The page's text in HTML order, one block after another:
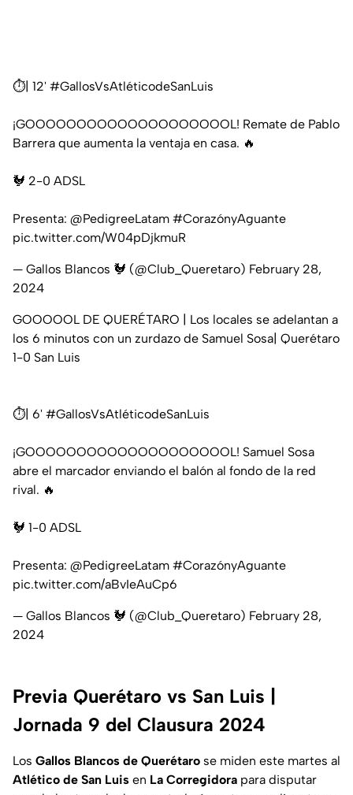
⏱️| 12' #GallosVsAtléticodeSanLuis
¡GOOOOOOOOOOOOOOOOOOOOL! Remate de Pablo
Barrera que aumenta la ventaja en casa. 🔥
🐓 2-0 ADSL
Presenta: @PedigreeLatam #CorazónyAguante
pic.twitter.com/W04pDjkmuR
— Gallos Blancos 🐓 (@Club_Queretaro) February 28,
2024
GOOOOOL DE QUERÉTARO | Los locales se adelantan a
los 6 minutos con un zurdazo de Samuel Sosa| Querétaro
1-0 San Luis
⏱️| 6' #GallosVsAtléticodeSanLuis
¡GOOOOOOOOOOOOOOOOOOOOL! Samuel Sosa
abre el marcador enviando el balón al fondo de la red
rival. 🔥
🐓 1-0 ADSL
Presenta: @PedigreeLatam #CorazónyAguante
pic.twitter.com/aBvIeAuCp6
— Gallos Blancos 🐓 (@Club_Queretaro) February 28,
2024
Previa Querétaro vs San Luis |
Jornada 9 del Clausura 2024
Los Gallos Blancos de Querétaro se miden este martes al
Atlético de San Luis en La Corregidora para disputar